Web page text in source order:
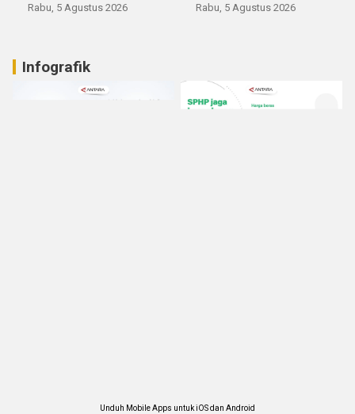
Rabu, 5 Agustus 2026 Rabu, 5 Agustus 2026
Infografik
Unduh Mobile Apps untuk iOS dan Android